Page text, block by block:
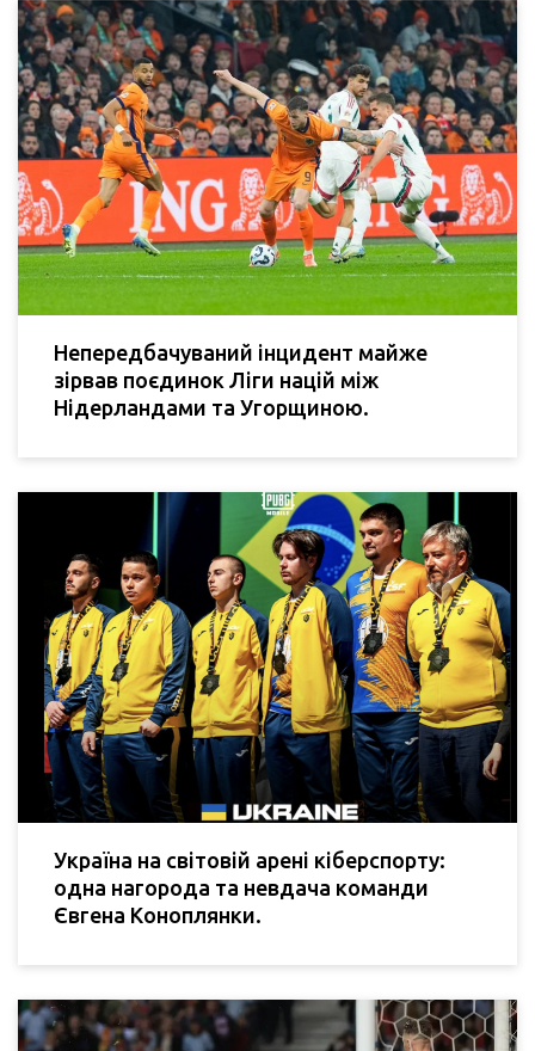
Непередбачуваний інцидент майже
зірвав поєдинок Ліги націй між
Нідерландами та Угорщиною.
Україна на світовій арені кіберспорту:
одна нагорода та невдача команди
Євгена Коноплянки.